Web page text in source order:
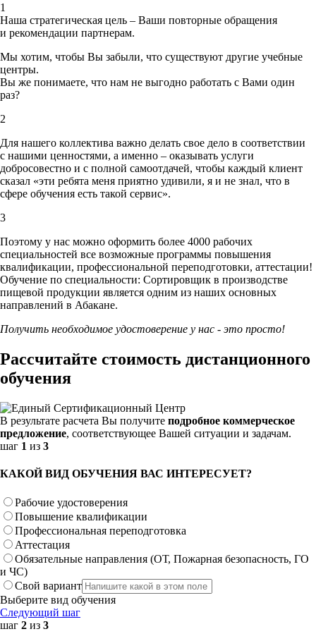
1
Наша стратегическая цель – Ваши повторные обращения
и рекомендации партнерам.
Мы хотим, чтобы Вы забыли, что существуют другие учебные
центры.
Вы же понимаете, что нам не выгодно работать с Вами один
раз?
2
Для нашего коллектива важно делать свое дело в соответствии
с нашими ценностями, а именно – оказывать услуги
добросовестно и с полной самоотдачей, чтобы каждый клиент
сказал «эти ребята меня приятно удивили, я и не знал, что в
сфере обучения есть такой сервис».
3
Поэтому у нас можно оформить более 4000 рабочих
специальностей все возможные программы повышения
квалификации, профессиональной переподготовки, аттестации!
Обучение по специальности: Сортировщик в производстве
пищевой продукции является одним из наших основных
направлений в Абакане.
Получить необходимое удостоверение у нас - это просто!
Рассчитайте стоимость дистанционного
обучения
В результате расчета Вы получите подробное коммерческое
предложение, соответствующее Вашей ситуации и задачам.
шаг 1 из 3
КАКОЙ ВИД ОБУЧЕНИЯ ВАС ИНТЕРЕСУЕТ?
Рабочие удостоверения
Повышение квалификации
Профессиональная переподготовка
Аттестация
Обязательные направления (ОТ, Пожарная безопасность, ГО
и ЧС)
Свой вариант
Выберите вид обучения
Следующий шаг
шаг 2 из 3